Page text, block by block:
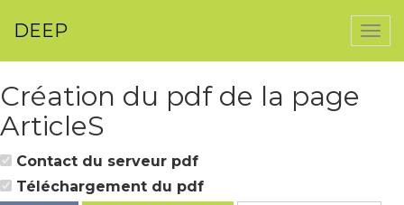
DEEP
Création du pdf de la page
ArticleS
Contact du serveur pdf
Téléchargement du pdf